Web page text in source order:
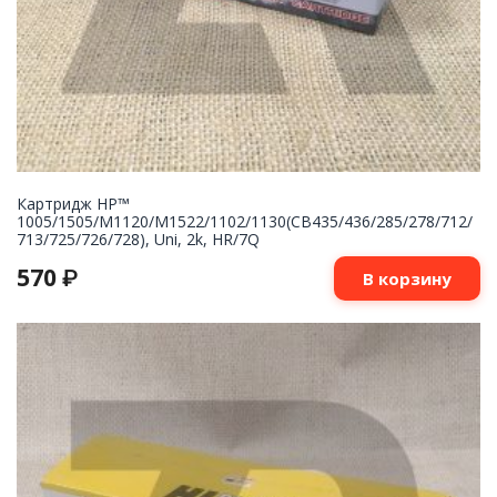
Картридж НР™
1005/1505/M1120/M1522/1102/1130(CB435/436/285/278/712/
713/725/726/728), Uni, 2k, HR/7Q
570 ₽ В корзину